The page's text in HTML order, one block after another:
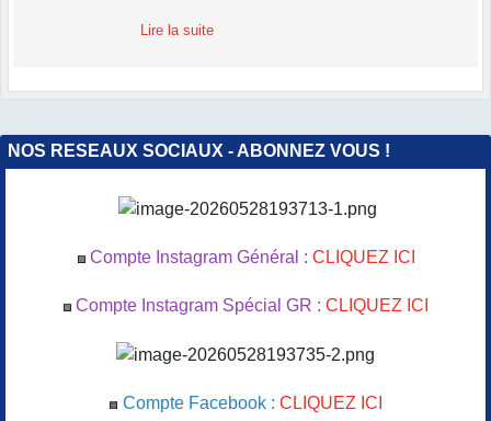
Lire la suite
NOS RESEAUX SOCIAUX - ABONNEZ VOUS !
🟪 Compte Instagram Général : CLIQUEZ ICI
🟪 Compte Instagram Spécial GR : CLIQUEZ ICI
🟦 Compte Facebook : CLIQUEZ ICI